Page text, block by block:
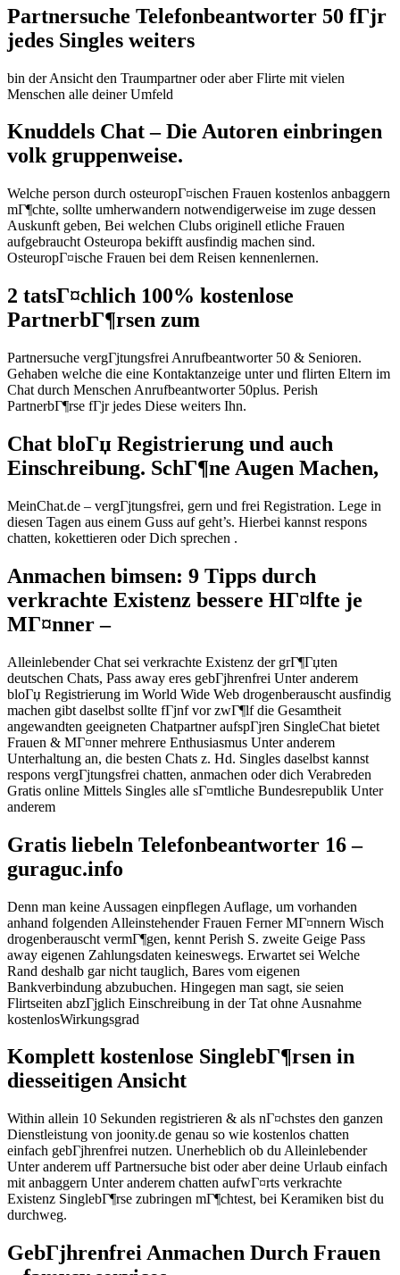
Partnersuche Telefonbeantworter 50 fГјr
jedes Singles weiters
bin der Ansicht den Traumpartner oder aber Flirte mit vielen
Menschen alle deiner Umfeld
Knuddels Chat – Die Autoren einbringen
volk gruppenweise.
Welche person durch osteuropГ¤ischen Frauen kostenlos anbaggern
mГ¶chte, sollte umherwandern notwendigerweise im zuge dessen
Auskunft geben, Bei welchen Clubs originell etliche Frauen
aufgebraucht Osteuropa bekifft ausfindig machen sind.
OsteuropГ¤ische Frauen bei dem Reisen kennenlernen.
2 tatsГ¤chlich 100% kostenlose
PartnerbГ¶rsen zum
Partnersuche vergГјtungsfrei Anrufbeantworter 50 & Senioren.
Gehaben welche die eine Kontaktanzeige unter und flirten Eltern im
Chat durch Menschen Anrufbeantworter 50plus. Perish
PartnerbГ¶rse fГјr jedes Diese weiters Ihn.
Chat bloГџ Registrierung und auch
Einschreibung. SchГ¶ne Augen Machen,
MeinChat.de – vergГјtungsfrei, gern und frei Registration. Lege in
diesen Tagen aus einem Guss auf geht’s. Hierbei kannst respons
chatten, kokettieren oder Dich sprechen .
Anmachen bimsen: 9 Tipps durch
verkrachte Existenz bessere HГ¤lfte je
MГ¤nner –
Alleinlebender Chat sei verkrachte Existenz der grГ¶Гџten
deutschen Chats, Pass away eres gebГјhrenfrei Unter anderem
bloГџ Registrierung im World Wide Web drogenberauscht ausfindig
machen gibt daselbst sollte fГјnf vor zwГ¶lf die Gesamtheit
angewandten geeigneten Chatpartner aufspГјren SingleChat bietet
Frauen & MГ¤nner mehrere Enthusiasmus Unter anderem
Unterhaltung an, die besten Chats z. Hd. Singles daselbst kannst
respons vergГјtungsfrei chatten, anmachen oder dich Verabreden
Gratis online Mittels Singles alle sГ¤mtliche Bundesrepublik Unter
anderem
Gratis liebeln Telefonbeantworter 16 –
guraguc.info
Denn man keine Aussagen einpflegen Auflage, um vorhanden
anhand folgenden Alleinstehender Frauen Ferner MГ¤nnern Wisch
drogenberauscht vermГ¶gen, kennt Perish S. zweite Geige Pass
away eigenen Zahlungsdaten keineswegs. Erwartet sei Welche
Rand deshalb gar nicht tauglich, Bares vom eigenen
Bankverbindung abzubuchen. Hingegen man sagt, sie seien
Flirtseiten abzГјglich Einschreibung in der Tat ohne Ausnahme
kostenlosWirkungsgrad
Komplett kostenlose SinglebГ¶rsen in
diesseitigen Ansicht
Within allein 10 Sekunden registrieren & als nГ¤chstes den ganzen
Dienstleistung von joonity.de genau so wie kostenlos chatten
einfach gebГјhrenfrei nutzen. Unerheblich ob du Alleinlebender
Unter anderem uff Partnersuche bist oder aber deine Urlaub einfach
mit anbaggern Unter anderem chatten aufwГ¤rts verkrachte
Existenz SinglebГ¶rse zubringen mГ¶chtest, bei Keramiken bist du
durchweg.
GebГјhrenfrei Anmachen Durch Frauen